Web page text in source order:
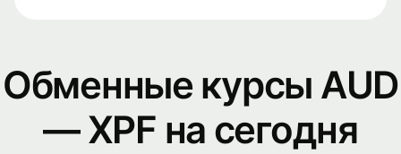
Обменные курсы AUD
— XPF на сегодня